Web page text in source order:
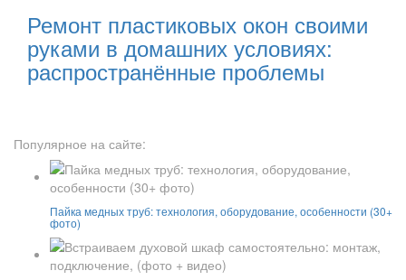
Ремонт пластиковых окон своими
руками в домашних условиях:
распространённые проблемы
Популярное на сайте:
Пайка медных труб: технология, оборудование, особенности (30+
фото)